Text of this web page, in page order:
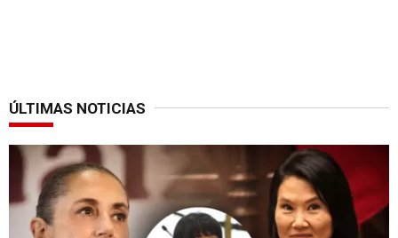
ÚLTIMAS NOTICIAS